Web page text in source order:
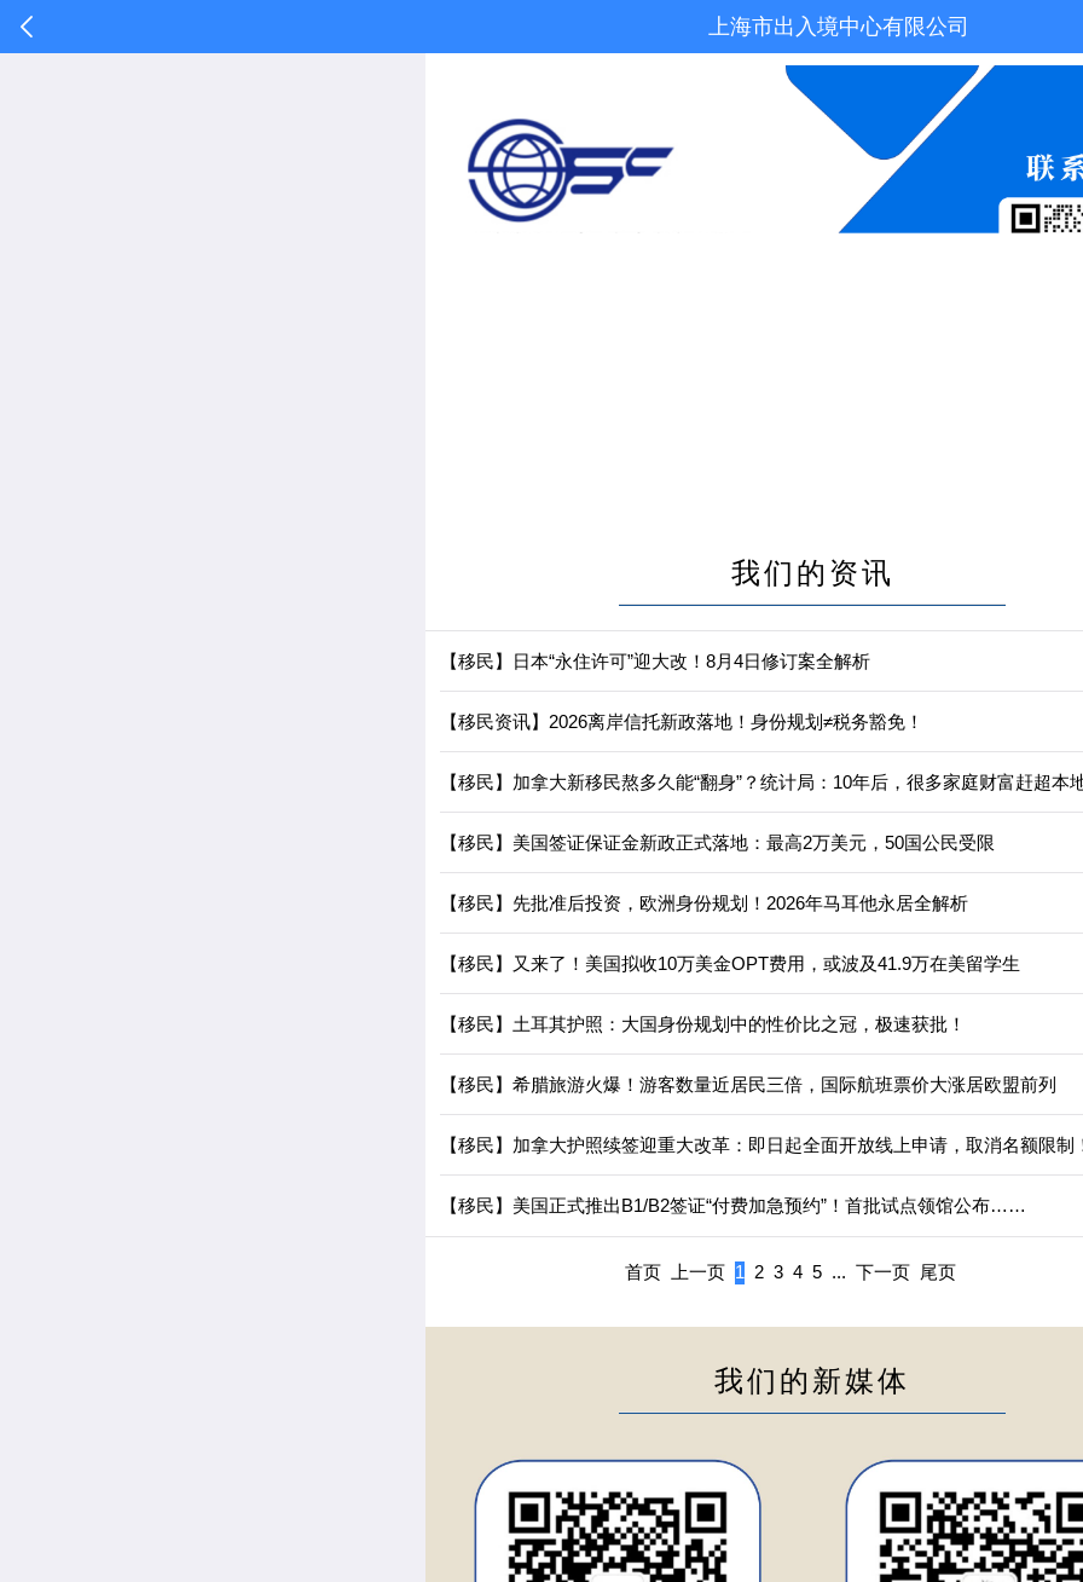
上海市出入境中心有限公司
我们的资讯
【移民】日本“永住许可”迎大改！8月4日修订案全解析
【移民资讯】2026离岸信托新政落地！身份规划≠税务豁免！
【移民】加拿大新移民熬多久能“翻身”？统计局：10年后，很多家庭财富赶超本
【移民】美国签证保证金新政正式落地：最高2万美元，50国公民受限
【移民】先批准后投资，欧洲身份规划！2026年马耳他永居全解析
【移民】又来了！美国拟收10万美金OPT费用，或波及41.9万在美留学生
【移民】土耳其护照：大国身份规划中的性价比之冠，极速获批！
【移民】希腊旅游火爆！游客数量近居民三倍，国际航班票价大涨居欧盟前列
【移民】加拿大护照续签迎重大改革：即日起全面开放线上申请，取消名额限制
【移民】美国正式推出B1/B2签证“付费加急预约”！首批试点领馆公布……
首页 上一页 1 2 3 4 5 ... 下一页 尾页
我们的新媒体